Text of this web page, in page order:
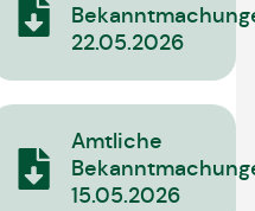
22.05.2026
Amtliche
15.05.2026